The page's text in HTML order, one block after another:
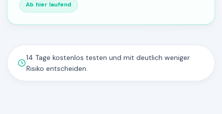
Ab hier laufend
14 Tage kostenlos testen und mit deutlich weniger
Risiko entscheiden.